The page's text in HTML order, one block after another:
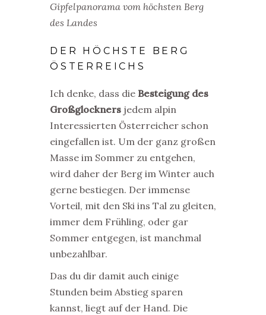
Gipfelpanorama vom höchsten Berg
des Landes
DER HÖCHSTE BERG
ÖSTERREICHS
Ich denke, dass die Besteigung des
Großglockners jedem alpin
Interessierten Österreicher schon
eingefallen ist. Um der ganz großen
Masse im Sommer zu entgehen,
wird daher der Berg im Winter auch
gerne bestiegen. Der immense
Vorteil, mit den Ski ins Tal zu gleiten,
immer dem Frühling, oder gar
Sommer entgegen, ist manchmal
unbezahlbar.
Das du dir damit auch einige
Stunden beim Abstieg sparen
kannst, liegt auf der Hand. Die